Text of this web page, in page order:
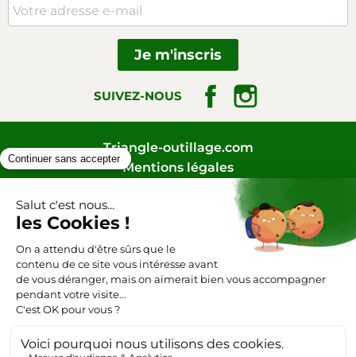
SUIVEZ-NOUS Facebook
Triangle-outillage.com
Mentions légales
Conditions générales de vente